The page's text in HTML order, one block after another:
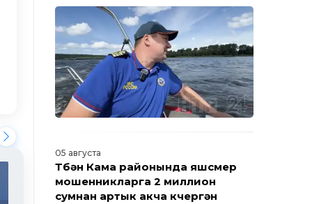
05 августа
Түбән Кама районында яшүсмер
мошенникларга 2 миллион
сумнан артык акча күчергән